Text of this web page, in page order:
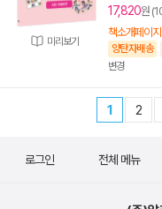
미리보기
17,820원
책소개페이
양탄자배송
변경
1 2
로그인 전체 메뉴